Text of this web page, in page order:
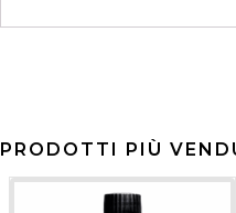
PRODOTTI PIÙ